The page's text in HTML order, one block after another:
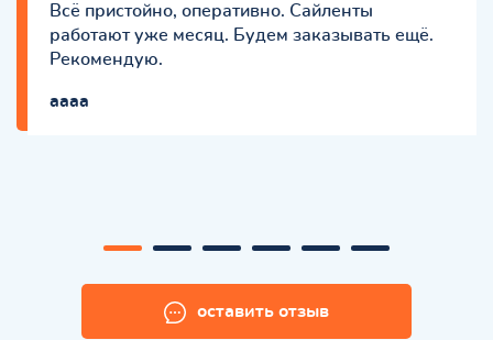
Всё пристойно, оперативно. Сайленты
работают уже месяц. Будем заказывать ещё.
Рекомендую.
aaaa
оставить отзыв